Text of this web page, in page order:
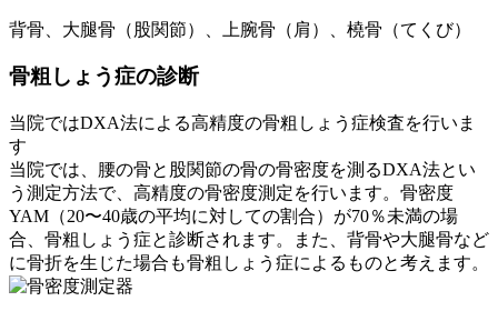
背骨、大腿骨（股関節）、上腕骨（肩）、橈骨（てくび）
骨粗しょう症の診断
当院ではDXA法による高精度の骨粗しょう症検査を行いま
す
当院では、腰の骨と股関節の骨の骨密度を測るDXA法とい
う測定方法で、高精度の骨密度測定を行います。骨密度
YAM（20〜40歳の平均に対しての割合）が70％未満の場
合、骨粗しょう症と診断されます。また、背骨や大腿骨など
に骨折を生じた場合も骨粗しょう症によるものと考えます。